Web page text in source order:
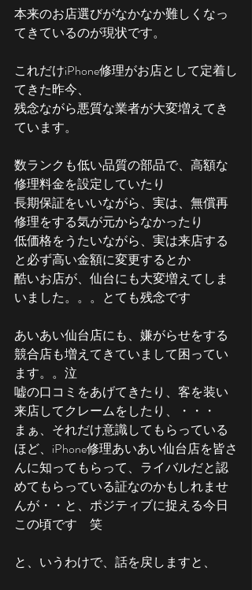
本来のお店選びがなかなか難しくなっ
てきているのが現状です。
これだけiPhone修理がお店として定着し
てきた昨今、
残念ながら悪質な業者が大変増えてき
ています。
数ランクも低い品質の部品で、高額な
修理料金を設定していたり
長期保証をいいながら、実は、無償再
修理をする気が元からなかったり
低価格をうたいながら、実は来店する
と必ず高い金額に変更するとか
酷いお店が、仙台にも大変増えてしま
いました。。。とても残念です
あいあい仙台店にも、嫌がらせをする
競合店も増えてきていまして困ってい
ます。。泣
嘘の口コミをあげてきたり、客を装い
来店してクレームをしたり、・・・
まぁ、それだけ意識してもらっている
ほど、iPhone修理あいあい仙台店を皆さ
んに知ってもらって、ライバルだと認
めてもらっている証なのかもしれませ
んが・・と、ポジティブに捉える今日
この頃です　笑
と、いうわけで、話を戻しますと、